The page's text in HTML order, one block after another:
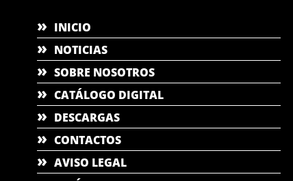
INICIO
NOTICIAS
SOBRE NOSOTROS
CATÁLOGO DIGITAL
DESCARGAS
CONTACTOS
AVISO LEGAL